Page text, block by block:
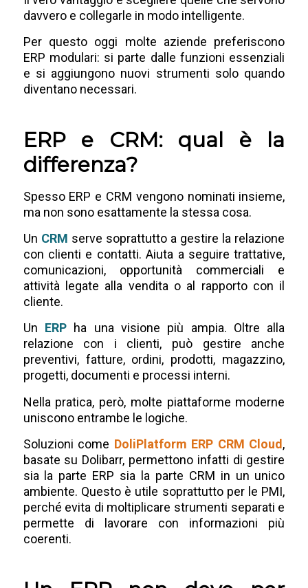
davvero e collegarle in modo intelligente.
Per questo oggi molte aziende preferiscono
ERP modulari: si parte dalle funzioni essenziali
e si aggiungono nuovi strumenti solo quando
diventano necessari.
ERP e CRM: qual è la
differenza?
Spesso ERP e CRM vengono nominati insieme,
ma non sono esattamente la stessa cosa.
Un CRM serve soprattutto a gestire la relazione
con clienti e contatti. Aiuta a seguire trattative,
comunicazioni, opportunità commerciali e
attività legate alla vendita o al rapporto con il
cliente.
Un ERPha una visione più ampia. Oltre alla
relazione con i clienti, può gestire anche
preventivi, fatture, ordini, prodotti, magazzino,
progetti, documenti e processi interni.
Nella pratica, però, molte piattaforme moderne
uniscono entrambe le logiche.
Soluzioni come DoliPlatform ERP CRM Cloud ,
basate su Dolibarr, permettono infatti di gestire
sia la parte ERP sia la parte CRM in un unico
ambiente. Questo è utile soprattutto per le PMI,
perché evita di moltiplicare strumenti separati e
permette di lavorare con informazioni più
coerenti.